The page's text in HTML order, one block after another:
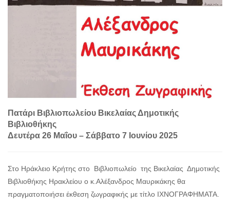
Πατάρι Βιβλιοπωλείου Βικελαίας Δημοτικής
Βιβλιοθήκης
Δευτέρα 26 Μαΐου – Σάββατο 7 Ιουνίου 2025
Στο Ηράκλειο Κρήτης στο Βιβλιοπωλείο της Βικελαίας Δημοτικής
Βιβλιοθήκης Ηρακλείου ο κ.Αλέξανδρος Μαυρικάκης θα
πραγματοποιήσει έκθεση ζωγραφικής με τίτλο ΙΧΝΟΓΡΑΦΗΜΑΤΑ.